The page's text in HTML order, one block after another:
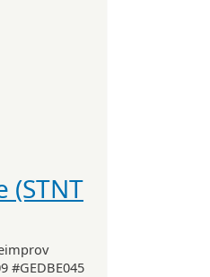
(STNT
#GEDBE045